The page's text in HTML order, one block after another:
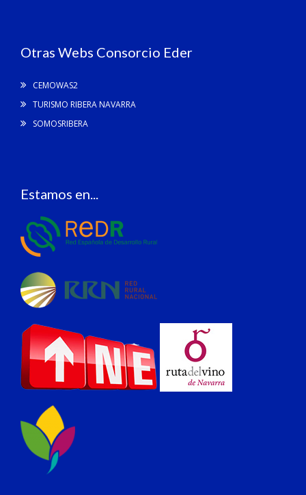
Otras Webs Consorcio Eder
CEMOWAS2
TURISMO RIBERA NAVARRA
SOMOSRIBERA
Estamos en...